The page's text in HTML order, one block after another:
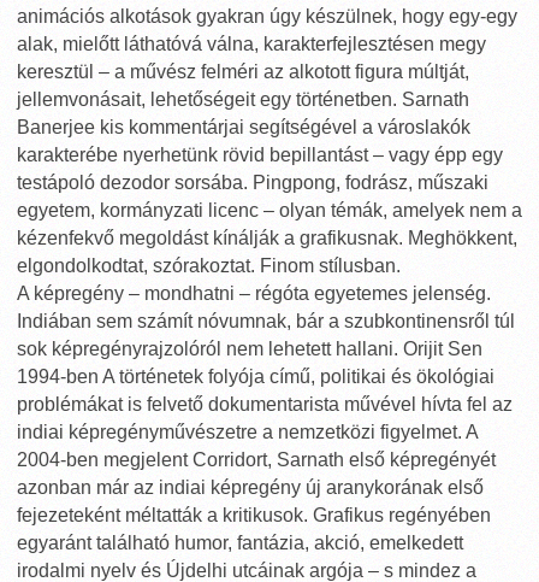
animációs alkotások gyakran úgy készülnek, hogy egy-egy
alak, mielőtt láthatóvá válna, karakterfejlesztésen megy
keresztül – a művész felméri az alkotott figura múltját,
jellemvonásait, lehetőségeit egy történetben. Sarnath
Banerjee kis kommentárjai segítségével a városlakók
karakterébe nyerhetünk rövid bepillantást – vagy épp egy
testápoló dezodor sorsába. Pingpong, fodrász, műszaki
egyetem, kormányzati licenc – olyan témák, amelyek nem a
kézenfekvő megoldást kínálják a grafikusnak. Meghökkent,
elgondolkodtat, szórakoztat. Finom stílusban.
A képregény – mondhatni – régóta egyetemes jelenség.
Indiában sem számít nóvumnak, bár a szubkontinensről túl
sok képregényrajzolóról nem lehetett hallani. Orijit Sen
1994-ben A történetek folyója című, politikai és ökológiai
problémákat is felvető dokumentarista művével hívta fel az
indiai képregényművészetre a nemzetközi figyelmet. A
2004-ben megjelent Corridort, Sarnath első képregényét
azonban már az indiai képregény új aranykorának első
fejezeteként méltatták a kritikusok. Grafikus regényében
egyaránt található humor, fantázia, akció, emelkedett
irodalmi nyelv és Újdelhi utcáinak argója – s mindez a